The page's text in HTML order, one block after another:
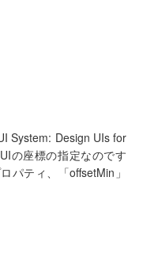
System: Design UIs for
の座標の指定なのです
パティ、「offsetMin」